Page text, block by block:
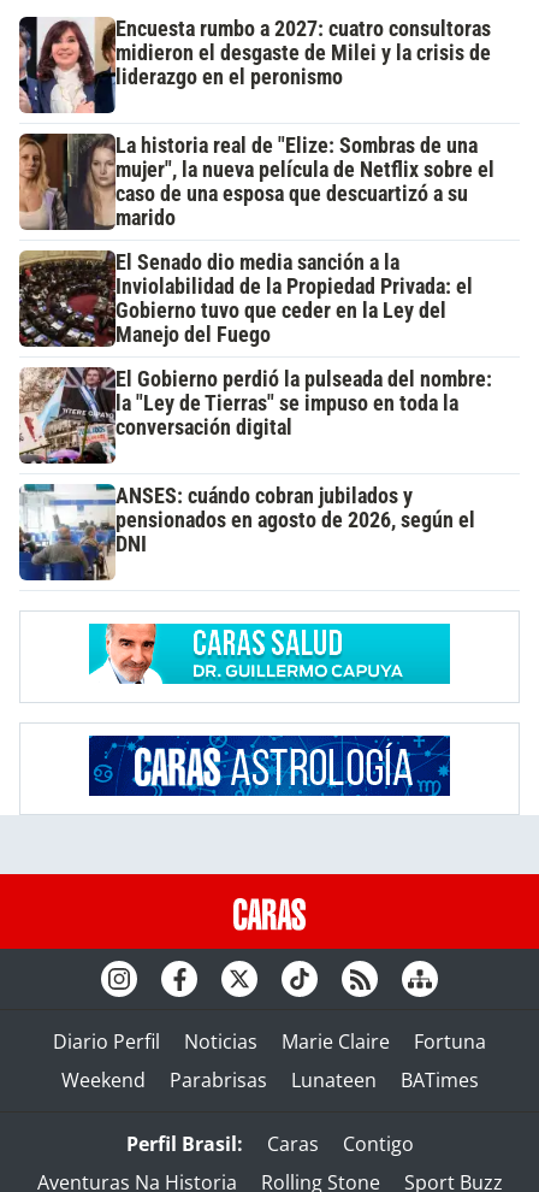
Encuesta rumbo a 2027: cuatro consultoras
midieron el desgaste de Milei y la crisis de
liderazgo en el peronismo
La historia real de "Elize: Sombras de una
mujer", la nueva película de Netflix sobre el
caso de una esposa que descuartizó a su
marido
El Senado dio media sanción a la
Inviolabilidad de la Propiedad Privada: el
Gobierno tuvo que ceder en la Ley del
Manejo del Fuego
El Gobierno perdió la pulseada del nombre:
la "Ley de Tierras" se impuso en toda la
conversación digital
ANSES: cuándo cobran jubilados y
pensionados en agosto de 2026, según el
DNI
Diario Perfil Noticias Marie Claire
Fortuna
Weekend
Parabrisas Lunateen BATimes
Perfil Brasil: Caras
Contigo
Aventuras Na Historia
Rolling Stone Sport Buzz